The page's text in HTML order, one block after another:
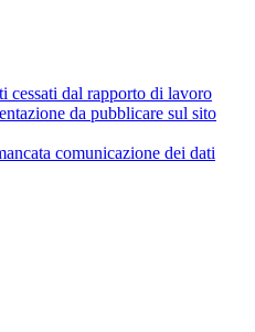
cessati dal rapporto di lavoro
da pubblicare sul sito
comunicazione dei dati